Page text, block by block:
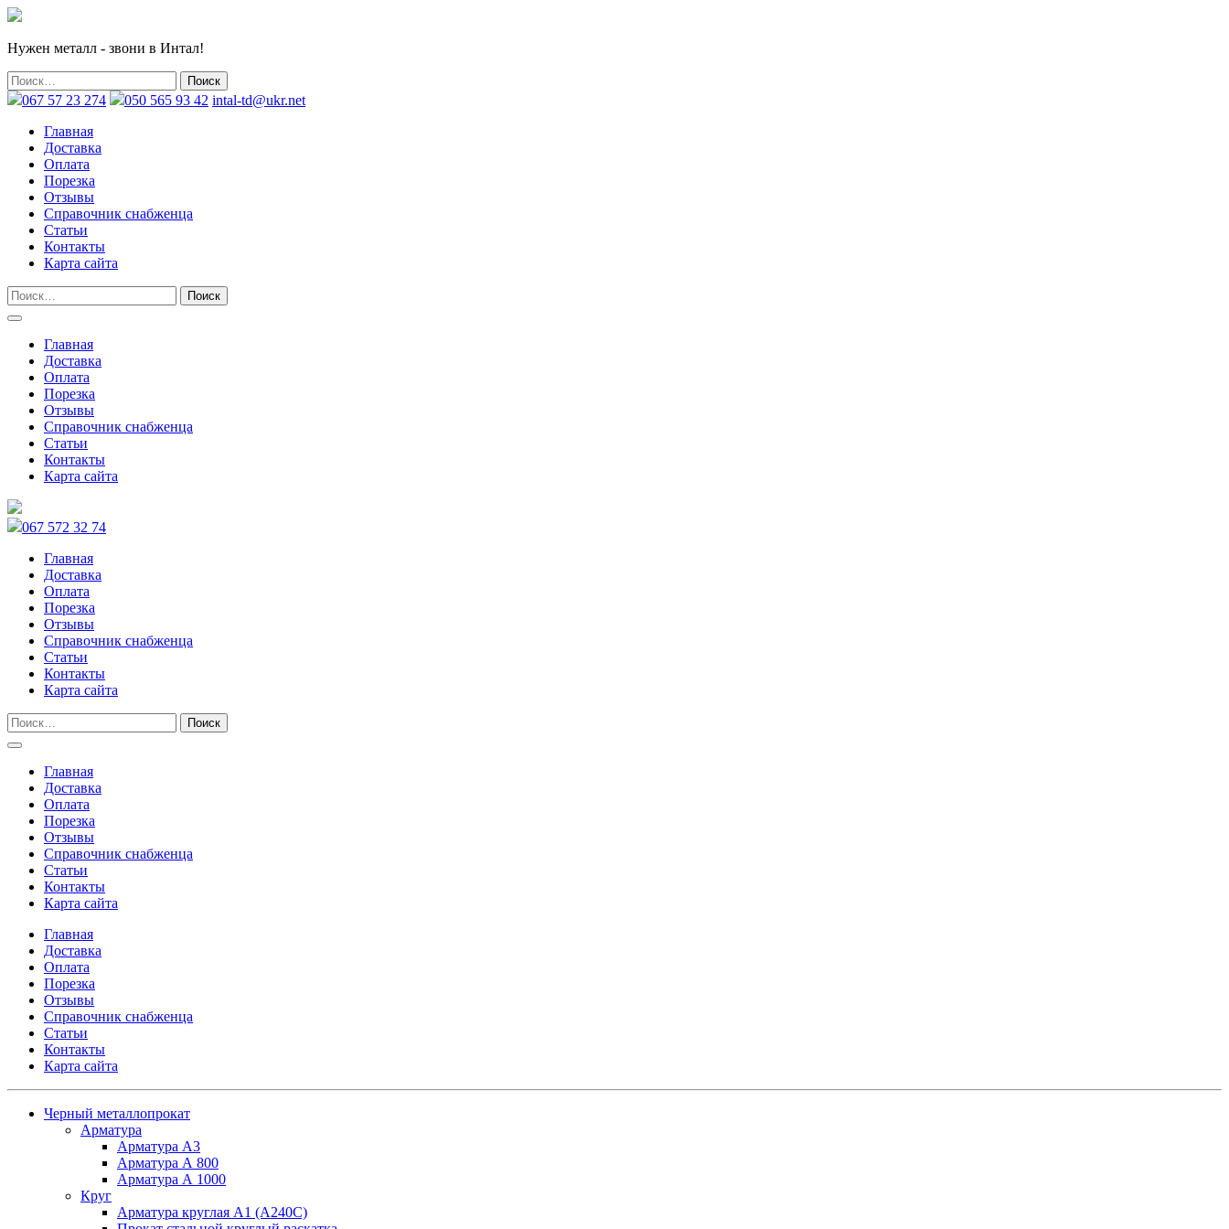
Нужен металл - звони в Интал!
067 57 23 274 050 565 93 42 intal-td@ukr.net
Главная
Доставка
Оплата
Порезка
Отзывы
Справочник снабженца
Статьи
Контакты
Карта сайта
Главная
Доставка
Оплата
Порезка
Отзывы
Справочник снабженца
Статьи
Контакты
Карта сайта
067 572 32 74
Главная
Доставка
Оплата
Порезка
Отзывы
Справочник снабженца
Статьи
Контакты
Карта сайта
Главная
Доставка
Оплата
Порезка
Отзывы
Справочник снабженца
Статьи
Контакты
Карта сайта
Главная
Доставка
Оплата
Порезка
Отзывы
Справочник снабженца
Статьи
Контакты
Карта сайта
Черный металлопрокат
Арматура
Арматура А3
Арматура А 800
Арматура А 1000
Круг
Арматура круглая А1 (А240C)